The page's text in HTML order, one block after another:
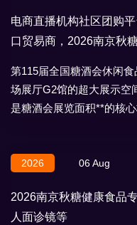
电商直播机构社区团购
口贸易商，2026南京秋
第115届全国糖酒会休闲
场展厅G2馆的超大展示空
是糖酒会展览面积**的核
2026 06 Aug
2026南京秋糖健康食品
人面诊镜等